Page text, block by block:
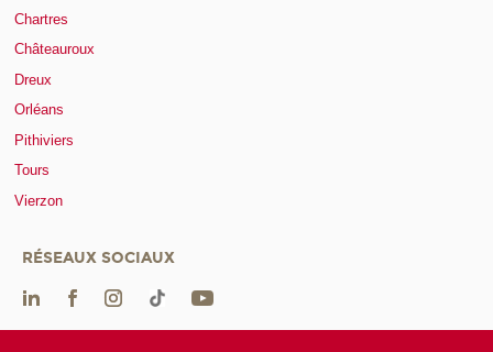
Chartres
Châteauroux
Dreux
Orléans
Pithiviers
Tours
Vierzon
RÉSEAUX SOCIAUX